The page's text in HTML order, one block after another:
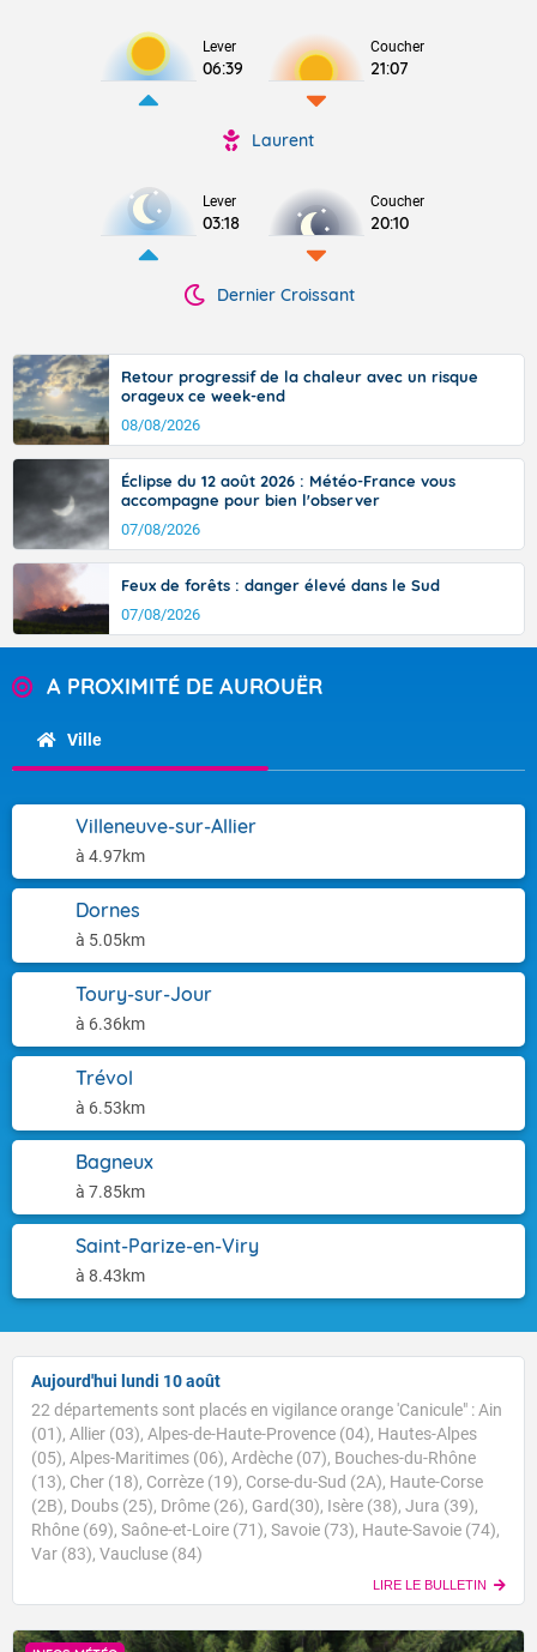
Lever
06:39
Coucher
21:07
Laurent
Lever
03:18
Coucher
20:10
Dernier Croissant
Retour progressif de la chaleur avec un risque
orageux ce week-end
08/08/2026
Éclipse du 12 août 2026 : Météo-France vous
accompagne pour bien l'observer
07/08/2026
Feux de forêts : danger élevé dans le Sud
07/08/2026
A PROXIMITÉ DE AUROUËR
Ville
Villeneuve-sur-Allier
à 4.97km
Dornes
à 5.05km
Toury-sur-Jour
à 6.36km
Trévol
à 6.53km
Bagneux
à 7.85km
Saint-Parize-en-Viry
à 8.43km
Aujourd'hui lundi 10 août
22 départements sont placés en vigilance orange 'Canicule" : Ain
(01), Allier (03), Alpes-de-Haute-Provence (04), Hautes-Alpes
(05), Alpes-Maritimes (06), Ardèche (07), Bouches-du-Rhône
(13), Cher (18), Corrèze (19), Corse-du-Sud (2A), Haute-Corse
(2B), Doubs (25), Drôme (26), Gard(30), Isère (38), Jura (39),
Rhône (69), Saône-et-Loire (71), Savoie (73), Haute-Savoie (74),
Var (83), Vaucluse (84)
LIRE LE BULLETIN